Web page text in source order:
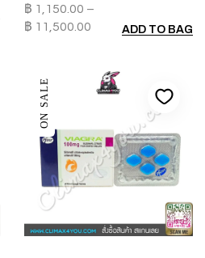
฿ 1,150.00 –
฿ 11,500.00 ADD TO BAG
ON SALE